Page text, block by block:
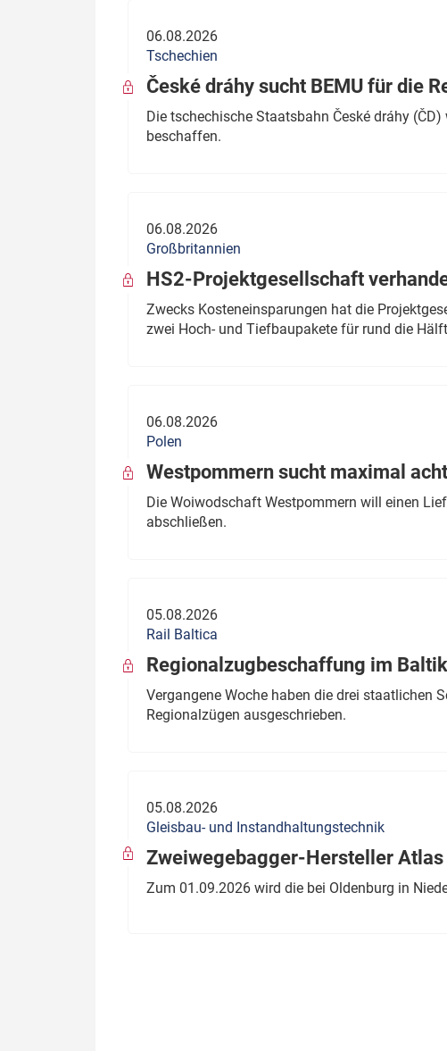
06.08.2026
Tschechien
České dráhy sucht BEMU für die
Die tschechische Staatsbahn České dráhy
beschaffen.
06.08.2026
Großbritannien
HS2-Projektgesellschaft
Zwecks Kosteneinsparungen hat die
zwei Hoch- und Tiefbaupakete für rund die
06.08.2026
Polen
Westpommern sucht maximal
Die Woiwodschaft Westpommern will einen
abschließen.
05.08.2026
Rail Baltica
Regionalzugbeschaffung im
Vergangene Woche haben die drei staatlichen
Regionalzügen ausgeschrieben.
05.08.2026
Gleisbau- und Instandhaltungstechnik
Zweiwegebagger-Hersteller
Zum 01.09.2026 wird die bei Oldenburg in